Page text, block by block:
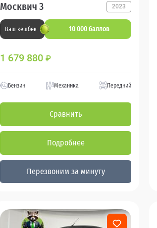
Москвич 3 2023
Ваш кешбек 10 000 баллов
1 679 880 ₽
Бензин Механика Передний
Сравнить
Подробнее
Перезвоним за минуту